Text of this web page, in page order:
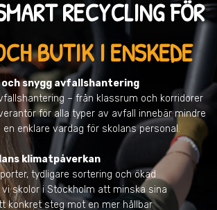
RECYCLING FÖR
BUTIK I ENSKEDE
och snygg avfallshantering
– från klassrum och korridorer
för alla typer av avfall innebär mindre
enklare vardag för skolans personal.
klimatpåverkan
tydligare sortering och ökad
skolor i Stockholm att minska sina
konkret steg mot en mer hållbar